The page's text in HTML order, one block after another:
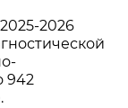
2026
942